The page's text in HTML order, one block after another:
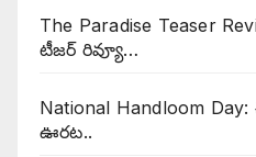
The Paradise Teaser
టీజర్ రివ్యూ…
National Handloom
ఊరట..